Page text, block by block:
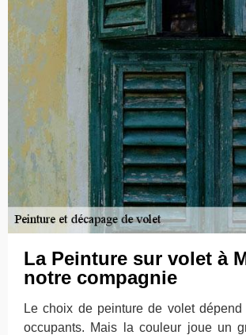
La Peinture sur volet à
notre compagnie
Le choix de peinture de volet
occupants. Mais la couleur joue un